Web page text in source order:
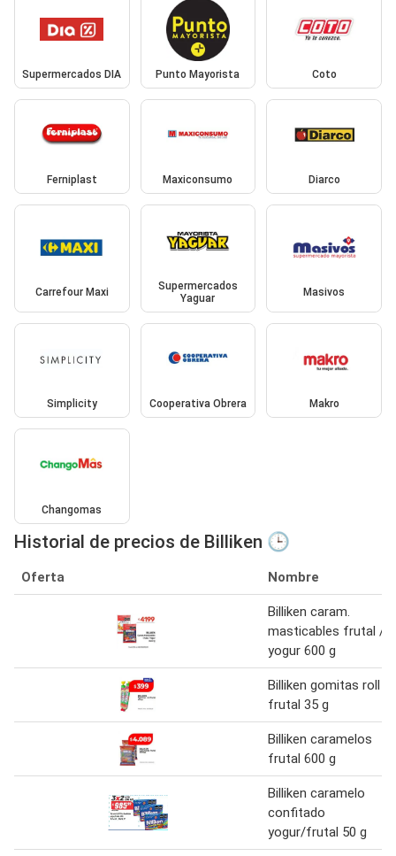
Supermercados DIA Punto Mayorista Coto
Ferniplast Maxiconsumo Diarco
Carrefour Maxi
Supermercados
Yaguar
Masivos
Simplicity Cooperativa Obrera Makro
Changomas
Historial de precios de Billiken 🕒
Oferta Nombre
Billiken caram.
masticables frutal /
yogur 600 g
Billiken gomitas roll
frutal 35 g
Billiken caramelos
frutal 600 g
Billiken caramelo
confitado
yogur/frutal 50 g